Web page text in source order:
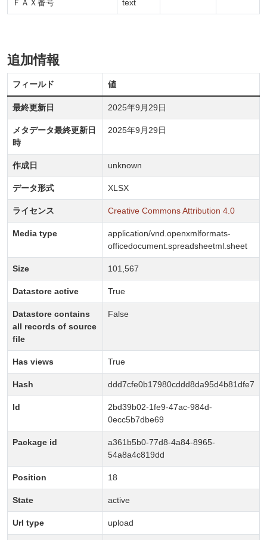
ＦＡＸ番号 text
追加情報
フィールド 値
最終更新日 2025年9月29日
メタデータ最終更新日
時
2025年9月29日
作成日 unknown
データ形式 XLSX
ライセンス Creative Commons Attribution 4.0
Media type
application/vnd.openxmlformats-
officedocument.spreadsheetml.sheet
Size 101,567
Datastore active True
Datastore contains
all records of source
file
False
Has views True
Hash ddd7cfe0b17980cddd8da95d4b81dfe7
Id
2bd39b02-1fe9-47ac-984d-
0ecc5b7dbe69
Package id
a361b5b0-77d8-4a84-8965-
54a8a4c819dd
Position 18
State active
Url type upload